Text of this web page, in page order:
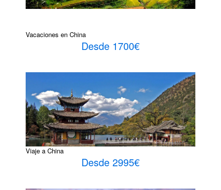
Vacaciones en China
Desde 1700€
Viaje a China
Desde 2995€